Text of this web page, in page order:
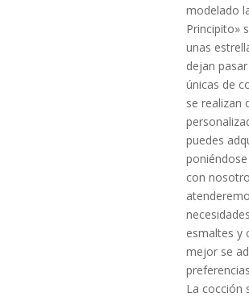
modelado
Principito»
unas
dejan
únicas de
se realizan
puedes
con
esmaltes y
mejor se
La cocción